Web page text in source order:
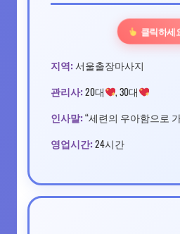
클릭하세
지역: 서울출장마사지
관리사: 20대 , 30대
인사말: “세련의 우아함으로
영업시간: 24시간